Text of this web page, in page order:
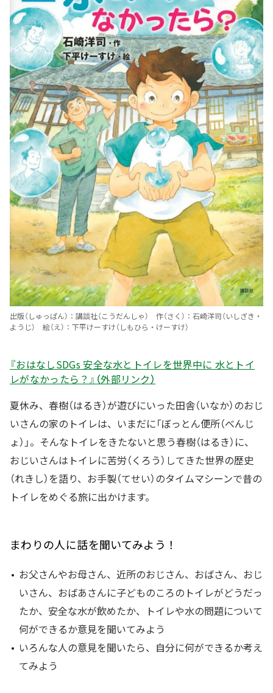
出版（しゅっぱん）：講談社（こうだんしゃ） 作（さく）：石崎洋司（いしざき・
ようじ） 絵（え）：下平けーすけ（しもひら・けーすけ）
『おはなしSDGs 安全な水とトイレを世界中に 水とトイ
レがなかったら？』（外部リンク）
夏休み、春樹（はるき）が遊びにいった田舎（いなか）のおじ
いさんの家のトイレは、いまだに「ぼっとん便所（べんじ
ょ）」。そんなトイレをきたないと思う春樹（はるき）に、
おじいさんはトイレに苦労（くろう）してきた世界の歴史
（れきし）を語り、お手製（てせい）のタイムマシーンで昔の
トイレをめぐる旅に出かけます。
まわりの人に話を聞いてみよう！
お父さんやお母さん、近所のおじさん、おばさん、おじ
いさん、おばあさんに子どものころのトイレがどうだっ
たか、安全な水が飲めたか、トイレや水の問題について
何ができるか意見を聞いてみよう
いろんな人の意見を聞いたら、自分に何ができるか考え
てみよう